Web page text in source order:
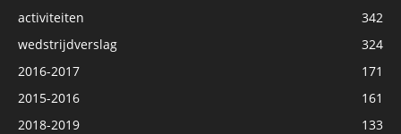
activiteiten
342
wedstrijdverslag
324
2016-2017
171
2015-2016
161
2018-2019
133